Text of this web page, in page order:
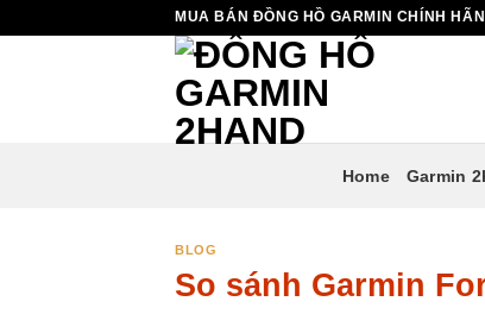
MUA BÁN ĐỒNG HỒ GARMIN CHÍNH
Home Garmin
BLOG
So sánh Garmin